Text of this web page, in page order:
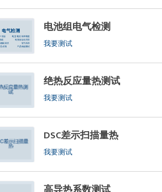
​电池组电气检测
我要测试
绝热反应量热测试
我要测试
DSC差示扫描量热
我要测试